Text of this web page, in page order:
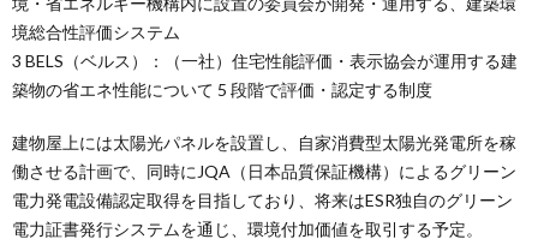
境総合性評価システム
3 BELS（ベルス）：（一社）住宅性能評価・表示協会が運用する建
築物の省エネ性能について 5 段階で評価・認定する制度
建物屋上には太陽光パネルを設置し、自家消費型太陽光発電所を稼
働させる計画で、同時にJQA（日本品質保証機構）によるグリーン
電力発電設備認定取得を目指しており、将来はESR独自のグリーン
電力証書発行システムを通じ、環境付加価値を取引する予定。